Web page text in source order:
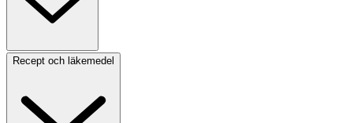
Recept och läkemedel